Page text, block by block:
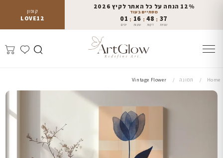
קופון
LOVE12
12% הנחה על כל האתר לקיץ 2026
מסתיים בעוד
01
ימים
: 16
שעות
: 48
דקות
: 36
שניות
Home תמונה Vintage Flower